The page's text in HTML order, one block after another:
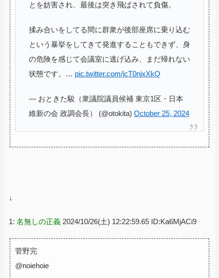
とを妨害され、最後は突き飛ばされて負傷。
揉み合いをしてる間に群衆が後部座席に乗り込む
という暴挙をしてきて発進することもできず、身
の危険を感じて会議室に逃げ込み、まだ帰れない
状態です。… pic.twitter.com/jcT0njxXkQ
— おときた駿（衆議院議員候補 東京1区・日本
維新の会 政調会長） (@otokita) October 25, 2024
↓
1: 名無しの正義 2024/10/26(土) 12:22:59.65 ID:Ka6MjACi9
菅野完
@noiehoie